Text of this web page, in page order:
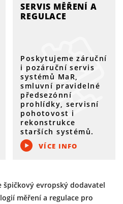
SERVIS MĚŘENÍ A
REGULACE
Poskytujeme záruční
i pozáruční servis
systémů MaR,
smluvní pravidelné
předsezónní
prohlídky, servisní
pohotovost i
rekonstrukce
starších systémů.
VÍCE INFO
špičkový evropský dodavatel
měření a regulace pro